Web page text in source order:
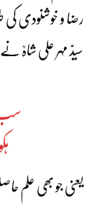
رضا و خوشنودی کی
سیدّ مہر علی شاہؒ نے
سب
یعنی جو بھی علم